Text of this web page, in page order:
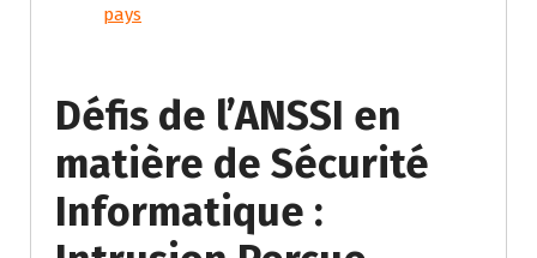
pays
Défis de l’ANSSI en
matière de Sécurité
Informatique :